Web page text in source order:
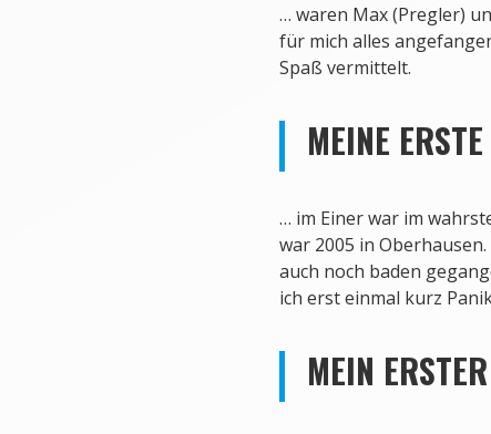
… waren Max (Pregler)
für mich alles
Spaß vermittelt.
MEINE
… im Einer war im
war 2005 in
auch noch baden
ich erst einmal kurz
MEIN